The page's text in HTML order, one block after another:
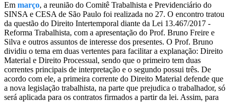
Em março, a reunião do Comitê Trabalhista e Previdenciário do
SINSA e CESA de São Paulo foi realizada no 27. O encontro tratou
da questão do Direito Intertemporal diante da Lei 13.467/2017 -
Reforma Trabalhista, com a apresentação do Prof. Bruno Freire e
Silva e outros assuntos de interesse dos presentes. O Prof. Bruno
dividiu o tema em duas vertentes para facilitar a explanação: Direito
Material e Direito Processual, sendo que o primeiro tem duas
correntes principais de interpretação e o segundo possui três. De
acordo com ele, a primeira corrente do Direito Material defende que
a nova legislação trabalhista, na parte que prejudica o trabalhador, só
será aplicada para os contratos firmados a partir da lei. Assim, para